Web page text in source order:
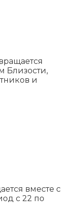
Близости,
и
вместе с
с 22 по